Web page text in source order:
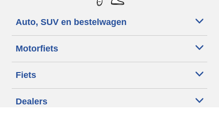
Auto, SUV en bestelwagen
Motorfiets
Fiets
Dealers